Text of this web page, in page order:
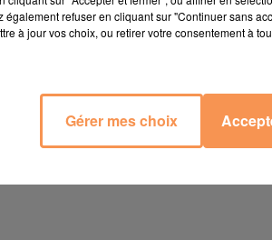
également refuser en cliquant sur "Continuer sans
à jour vos choix, ou retirer votre consentement à
Gérer mes choix